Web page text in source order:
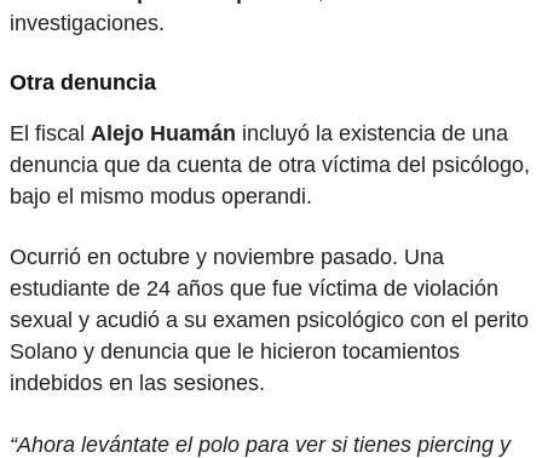
investigaciones.
Otra denuncia
El fiscal Alejo Huamán incluyó la existencia de una
denuncia que da cuenta de otra víctima del psicólogo,
bajo el mismo modus operandi.
Ocurrió en octubre y noviembre pasado. Una
estudiante de 24 años que fue víctima de violación
sexual y acudió a su examen psicológico con el perito
Solano y denuncia que le hicieron tocamientos
indebidos en las sesiones.
“Ahora levántate el polo para ver si tienes piercing y